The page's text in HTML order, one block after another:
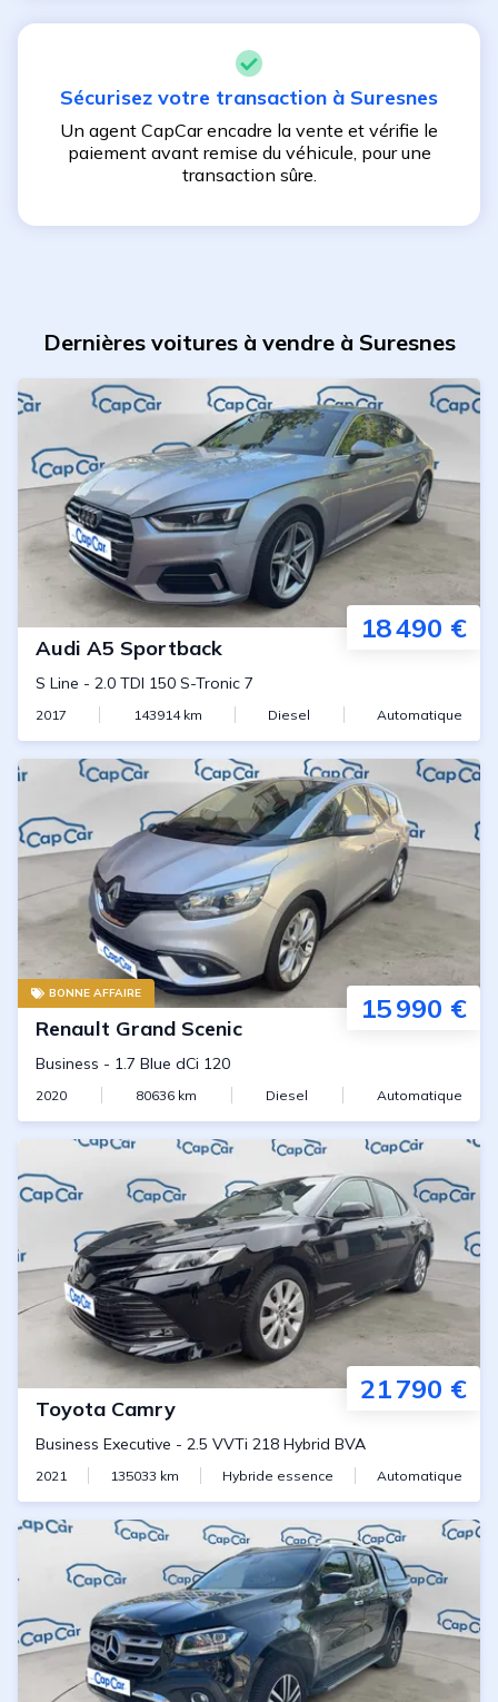
Sécurisez votre transaction à Suresnes
Un agent CapCar encadre la vente et vérifie le
paiement avant remise du véhicule, pour une
transaction sûre.
Dernières voitures à vendre à Suresnes
18 490 €
Audi A5 Sportback
S Line - 2.0 TDI 150 S-Tronic 7
2017 143914km Diesel Automatique
BONNE AFFAIRE 15 990 €
Renault Grand Scenic
Business - 1.7 Blue dCi 120
2020 80636 km Diesel Automatique
21 790 €
Toyota Camry
Business Executive - 2.5 VVTi 218 Hybrid BVA
2021 135033 km Hybride essence Automatique